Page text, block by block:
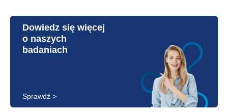
Dowiedz się więcej
o naszych
badaniach
Sprawdź >